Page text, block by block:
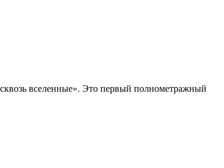
вселенные». Это первый полнометражный